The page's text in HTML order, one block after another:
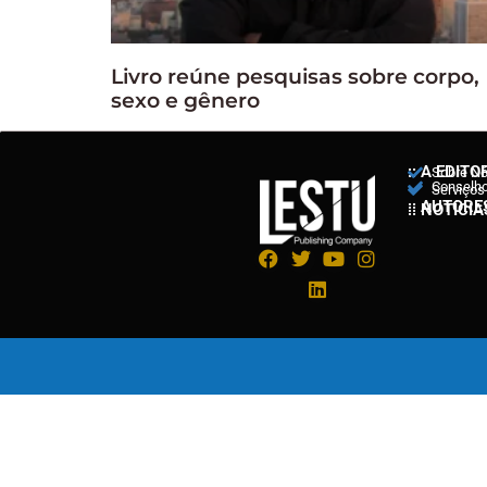
Livro reúne pesquisas sobre corpo,
sexo e gênero
:: ASobre
Serviços
::
::